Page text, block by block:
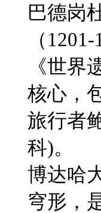
巴德岗
（
《世
核心，
旅行者
科)。
博达哈
穹形，